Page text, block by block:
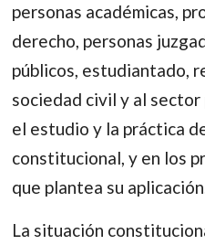
personas académicas,
derecho, personas
públicos, estudiantado,
sociedad civil y al
el estudio y la práctica
constitucional, y en los
que plantea su
La situación